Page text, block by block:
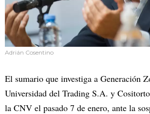
Adrián Cosentino
El sumario que investiga a Generación
Universidad del Trading S.A. y
la CNV el pasado 7 de enero, ante la